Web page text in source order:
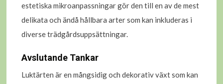
estetiska mikroanpassningar gör den till en av de mest
delikata och ändå hållbara arter som kan inkluderas i
diverse trädgårdsuppsättningar.
Avslutande Tankar
Luktärten är en mångsidig och dekorativ växt som kan